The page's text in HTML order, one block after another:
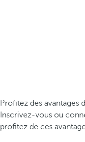
Profitez des avantages
Inscrivez-vous ou
profitez de ces